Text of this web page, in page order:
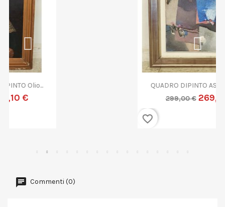
QUADRO DIPINTO ASTRATTO G....
Commenti (0)